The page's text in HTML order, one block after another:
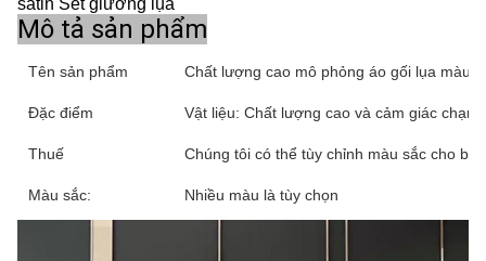
Mô tả sản phẩm
Tên sản phẩm Chất lượng cao mô phỏng áo gối lụa màu
Đặc điểm Vật liệu: Chất lượng cao và cảm giác chạm
Thuế Chúng tôi có thể tùy chỉnh màu sắc cho
Màu sắc: Nhiều màu là tùy chọn